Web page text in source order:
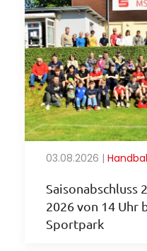
03.08.2026 |
Saisonabschluss
2026 von 14 Uhr
Sportpark